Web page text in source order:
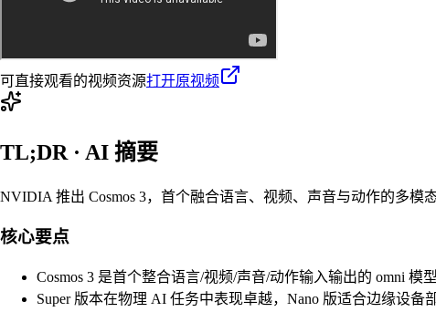
可直接观看的视频资源打开原视频
TL;DR · AI 摘要
NVIDIA 推出 Cosmos 3，首个融合语言、视频、声音与动作的多模
核心要点
Cosmos 3 是首个整合语言/视频/声音/动作输入输出的 omni 模
Super 版本在物理 AI 任务中表现卓越，Nano 版适合边缘设备